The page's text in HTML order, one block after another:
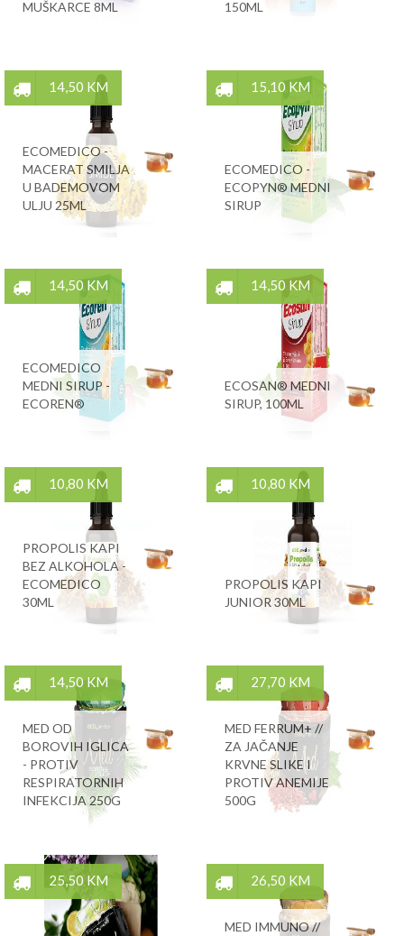
MUŠKARCE 8ML 150ML
14,50 KM
ECOMEDICO -
MACERAT SMILJA
U BADEMOVOM
ULJU 25ML
15,10 KM
ECOMEDICO -
ECOPYN® MEDNI
SIRUP
14,50 KM
ECOMEDICO
MEDNI SIRUP -
ECOREN®
14,50 KM
ECOSAN® MEDNI
SIRUP, 100ML
10,80 KM
PROPOLIS KAPI
BEZ ALKOHOLA -
ECOMEDICO
30ML
10,80 KM
PROPOLIS KAPI
JUNIOR 30ML
14,50 KM
MED OD
BOROVIH IGLICA
- PROTIV
RESPIRATORNIH
INFEKCIJA 250G
27,70 KM
MED FERRUM+ //
ZA JAČANJE
KRVNE SLIKE I
PROTIV ANEMIJE
500G
25,50 KM 26,50 KM
MED IMMUNO //